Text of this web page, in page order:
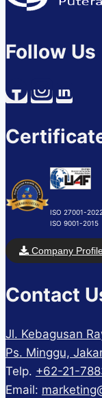
Follow Us
ISO 27001-
ISO 9001-2015
Company
Contact
Jl. Kebagusan
Ps. Minggu,
Telp. +62-21-
Email: